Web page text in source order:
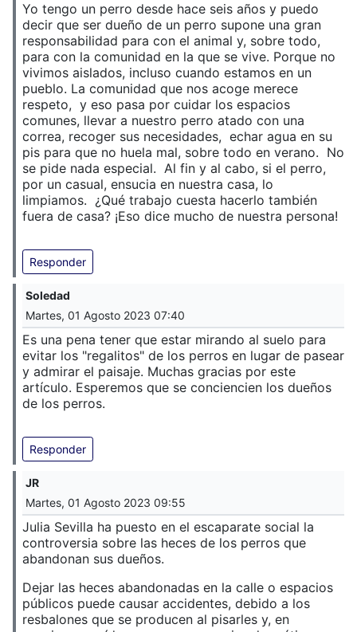
Yo tengo un perro desde hace seis años y puedo
decir que ser dueño de un perro supone una gran
responsabilidad para con el animal y, sobre todo,
para con la comunidad en la que se vive. Porque no
vivimos aislados, incluso cuando estamos en un
pueblo. La comunidad que nos acoge merece
respeto, y eso pasa por cuidar los espacios
comunes, llevar a nuestro perro atado con una
correa, recoger sus necesidades, echar agua en su
pis para que no huela mal, sobre todo en verano. No
se pide nada especial. Al fin y al cabo, si el perro,
por un casual, ensucia en nuestra casa, lo
limpiamos. ¿Qué trabajo cuesta hacerlo también
fuera de casa? ¡Eso dice mucho de nuestra persona!
Responder
Soledad
Martes, 01 Agosto 2023 07:40
Es una pena tener que estar mirando al suelo para
evitar los "regalitos" de los perros en lugar de pasear
y admirar el paisaje. Muchas gracias por este
artículo. Esperemos que se conciencien los dueños
de los perros.
Responder
JR
Martes, 01 Agosto 2023 09:55
Julia Sevilla ha puesto en el escaparate social la
controversia sobre las heces de los perros que
abandonan sus dueños.
Dejar las heces abandonadas en la calle o espacios
públicos puede causar accidentes, debido a los
resbalones que se producen al pisarles y, en